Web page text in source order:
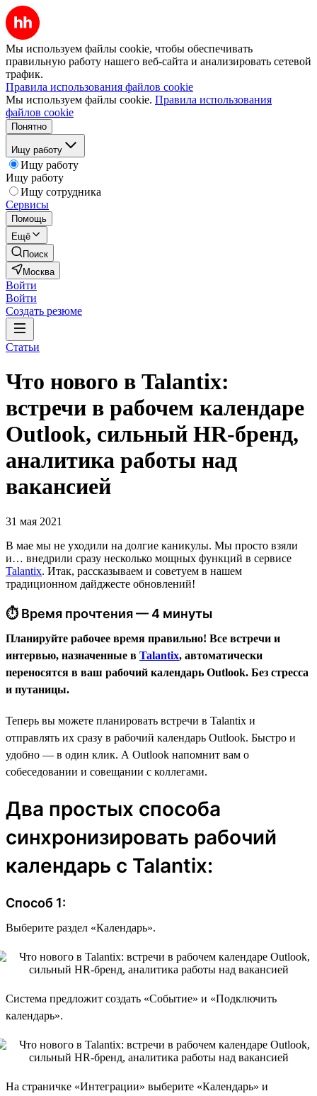
Мы используем файлы cookie, чтобы обеспечивать
правильную работу нашего веб-сайта и анализировать сетевой
трафик.
Правила использования файлов cookie
Мы используем файлы cookie. Правила использования
файлов cookie
Понятно
Ищу работу
Ищу работу
Ищу работу
Ищу сотрудника
Сервисы
Помощь
Ещё
Поиск
Москва
Войти
Войти
Создать резюме
Статьи
Что нового в Talantix:
встречи в рабочем календаре
Outlook, сильный HR-бренд,
аналитика работы над
вакансией
31 мая 2021
В мае мы не уходили на долгие каникулы. Мы просто взяли
и… внедрили сразу несколько мощных функций в сервисе
Talantix. Итак, рассказываем и советуем в нашем
традиционном дайджесте обновлений!
⏱ Время прочтения — 4 минуты
Планируйте рабочее время правильно! Все встречи и
интервью, назначенные в Talantix, автоматически
переносятся в ваш рабочий календарь Outlook. Без стресса
и путаницы.
Теперь вы можете планировать встречи в Talantix и
отправлять их сразу в рабочий календарь Outlook. Быстро и
удобно — в один клик. А Outlook напомнит вам о
собеседовании и совещании с коллегами.
Два простых способа
синхронизировать рабочий
календарь с Talantix:
Способ 1:
Выберите раздел «Календарь».
Система предложит создать «Событие» и «Подключить
календарь».
На страничке «Интеграции» выберите «Календарь» и